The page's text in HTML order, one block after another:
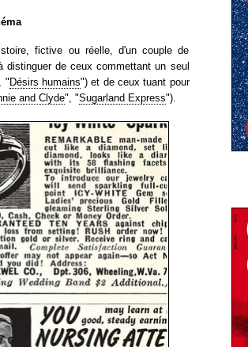
fictive ou réelle, d'un couple de
distinguer de ceux commettant un seul
" Désirs humains") et de ceux tuant pour
and Clyde", "Sugarland Express").